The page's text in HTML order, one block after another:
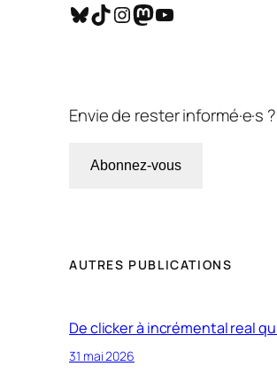
Bluesky TikTok InstagramMastodon YouTube
Envie de rester informé·e·s ?
Abonnez-vous
AUTRES PUBLICATIONS
De clicker à incrémental real
31 mai 2026